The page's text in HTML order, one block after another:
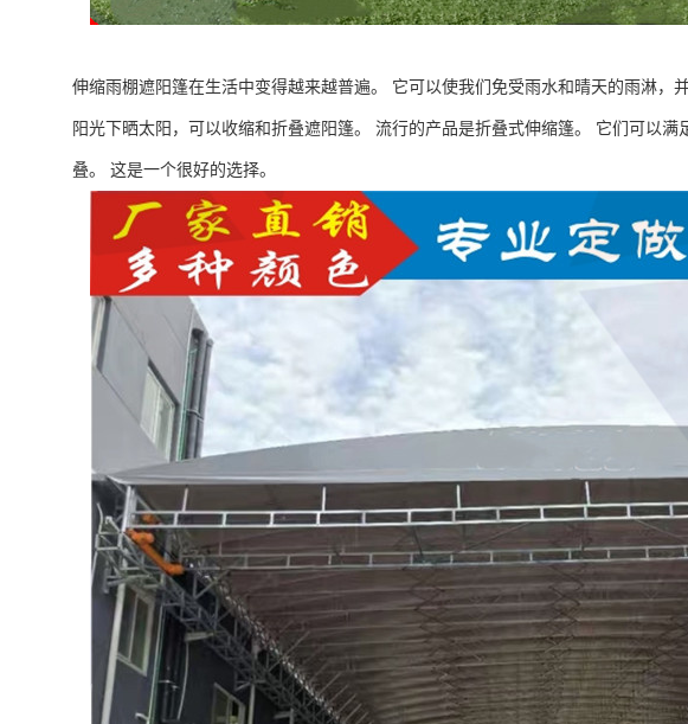
伸缩雨棚遮阳篷在生活中变得越来越普遍。 它可以使我们免受雨水和晴天的雨淋，
阳光下晒太阳，可以收缩和折叠遮阳篷。 流行的产品是折叠式伸缩篷。 它们可以
叠。 这是一个很好的选择。